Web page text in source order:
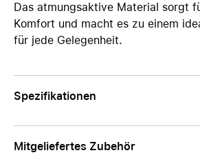
Das atmungsaktive Material sorgt
Komfort und macht es zu einem
für jede Gelegenheit.
Spezifikationen
Mitgeliefertes Zubehör